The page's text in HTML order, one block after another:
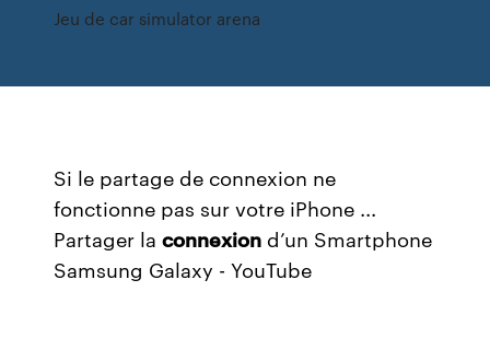
Jeu de car simulator arena
Si le partage de connexion ne
fonctionne pas sur votre iPhone ...
Partager laconnexion d’un Smartphone
Samsung Galaxy - YouTube